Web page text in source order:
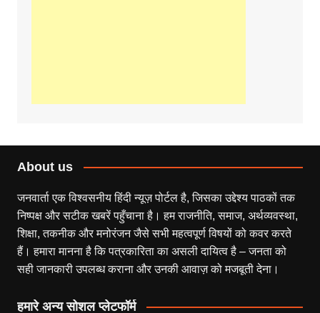
About us
जनवार्ता एक विश्वसनीय हिंदी न्यूज़ पोर्टल है, जिसका उद्देश्य पाठकों तक
निष्पक्ष और सटीक खबरें पहुँचाना है। हम राजनीति, समाज, अर्थव्यवस्था,
शिक्षा, तकनीक और मनोरंजन जैसे सभी महत्वपूर्ण विषयों को कवर करते
हैं। हमारा मानना है कि पत्रकारिता का असली दायित्व है – जनता को
सही जानकारी उपलब्ध कराना और उनकी आवाज़ को मजबूती देना।
हमारे अन्य सोशल प्लेटफॉर्म